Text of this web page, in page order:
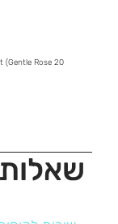
(Gentle Rose 20